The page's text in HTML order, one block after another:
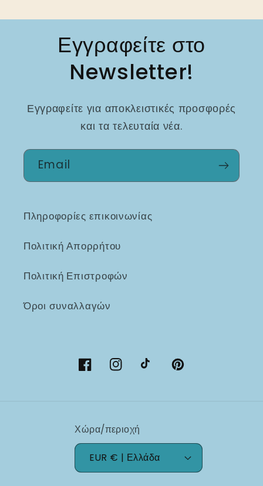
Εγγραφείτε στο
Newsletter!
Εγγραφείτε για αποκλειστικές προσφορές
και τα τελευταία νέα.
Email
Πληροφορίες επικοινωνίας
Πολιτική Απορρήτου
Πολιτική Επιστροφών
Όροι συναλλαγών
FacebookInstagram
TikTokPinterest
Χώρα/περιοχή
EUR € | Ελλάδα